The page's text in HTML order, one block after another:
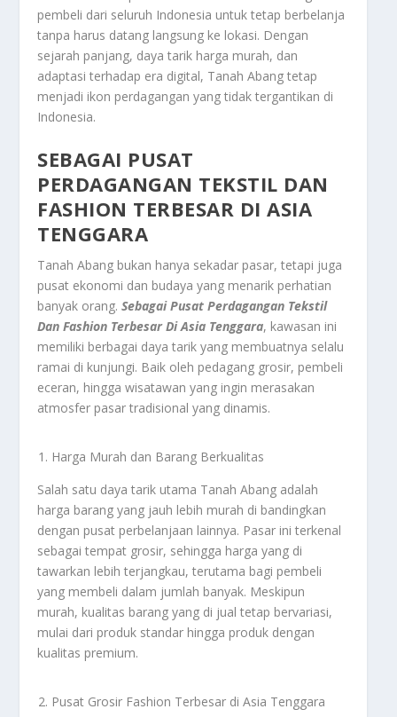
pembeli dari seluruh Indonesia untuk tetap berbelanja
tanpa harus datang langsung ke lokasi. Dengan
sejarah panjang, daya tarik harga murah, dan
adaptasi terhadap era digital, Tanah Abang tetap
menjadi ikon perdagangan yang tidak tergantikan di
Indonesia.
SEBAGAI PUSAT
PERDAGANGAN TEKSTIL DAN
FASHION TERBESAR DI ASIA
TENGGARA
Tanah Abang bukan hanya sekadar pasar, tetapi juga
pusat ekonomi dan budaya yang menarik perhatian
banyak orang.Sebagai Pusat Perdagangan Tekstil
Dan Fashion Terbesar Di Asia Tenggara, kawasan ini
memiliki berbagai daya tarik yang membuatnya selalu
ramai di kunjungi. Baik oleh pedagang grosir, pembeli
eceran, hingga wisatawan yang ingin merasakan
atmosfer pasar tradisional yang dinamis.
Harga Murah dan Barang Berkualitas
Salah satu daya tarik utama Tanah Abang adalah
harga barang yang jauh lebih murah di bandingkan
dengan pusat perbelanjaan lainnya. Pasar ini terkenal
sebagai tempat grosir, sehingga harga yang di
tawarkan lebih terjangkau, terutama bagi pembeli
yang membeli dalam jumlah banyak. Meskipun
murah, kualitas barang yang di jual tetap bervariasi,
mulai dari produk standar hingga produk dengan
kualitas premium.
Pusat Grosir Fashion Terbesar di Asia Tenggara